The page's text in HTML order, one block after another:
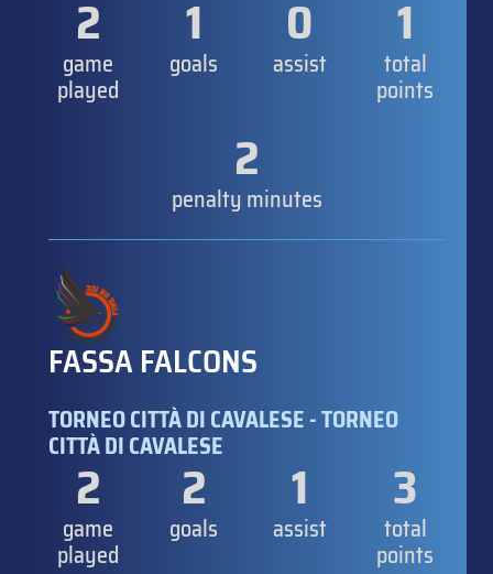
2
game
played
1
goals
0
assist
1
total
points
2
penalty minutes
FASSA FALCONS
TORNEO CITTÀ DI CAVALESE - TORNEO
CITTÀ DI CAVALESE
2
game
played
2
goals
1
assist
3
total
points